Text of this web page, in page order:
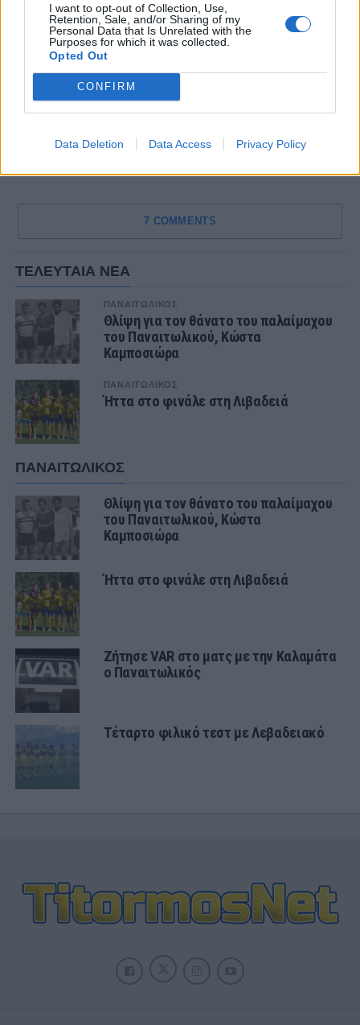
I want to opt-out of Collection, Use,
Retention, Sale, and/or Sharing of my
Personal Data that Is Unrelated with the
Purposes for which it was collected.
Opted Out
CONFIRM
Data Deletion Data Access Privacy Policy
7 COMMENTS
ΤΕΛΕΥΤΑΙΑ ΝΕΑ
ΠΑΝΑΙΤΩΛΙΚΟΣ
Θλίψη για τον θάνατο του παλαίμαχου
του Παναιτωλικού, Κώστα
Καμποσιώρα
ΠΑΝΑΙΤΩΛΙΚΟΣ
Ήττα στο φινάλε στη Λιβαδειά
ΠΑΝΑΙΤΩΛΙΚΟΣ
Θλίψη για τον θάνατο του παλαίμαχου
του Παναιτωλικού, Κώστα
Καμποσιώρα
Ήττα στο φινάλε στη Λιβαδειά
Ζήτησε VAR στο ματς με την Καλαμάτα
ο Παναιτωλικός
Τέταρτο φιλικό τεστ με Λεβαδειακό